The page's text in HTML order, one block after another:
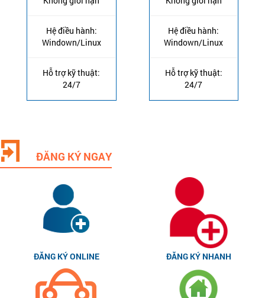
Hệ điều hành:
Windown/Linux
Hỗ trợ kỹ thuật:
24/7
Hệ điều hành:
Windown/Linux
Hỗ trợ kỹ thuật:
24/7
ĐĂNG KÝ NGAY
ĐĂNG KÝ ONLINE ĐĂNG KÝ NHANH